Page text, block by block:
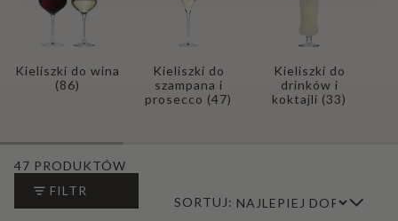
Kieliszki do wina
(86)
Kieliszki do
szampana i
prosecco (47)
Kieliszki do
drinków i
koktajli (33)
47 PRODUKTÓW
FILTR
SORTUJ: